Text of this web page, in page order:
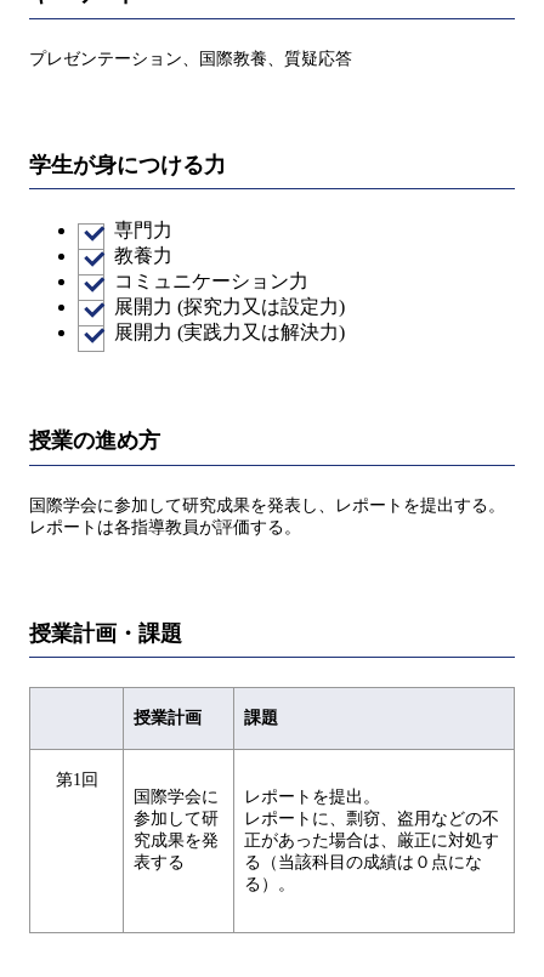
プレゼンテーション、国際教養、質疑応答
学生が身につける力
専門力
教養力
コミュニケーション力
展開力 (探究力又は設定力)
展開力 (実践力又は解決力)
授業の進め方
国際学会に参加して研究成果を発表し、レポートを提出する。
レポートは各指導教員が評価する。
授業計画・課題
授業計画 課題
第1回
国際学会に
参加して研
究成果を発
表する
レポートを提出。
レポートに、剽窃、盗用などの不
正があった場合は、厳正に対処す
る（当該科目の成績は０点にな
る）。